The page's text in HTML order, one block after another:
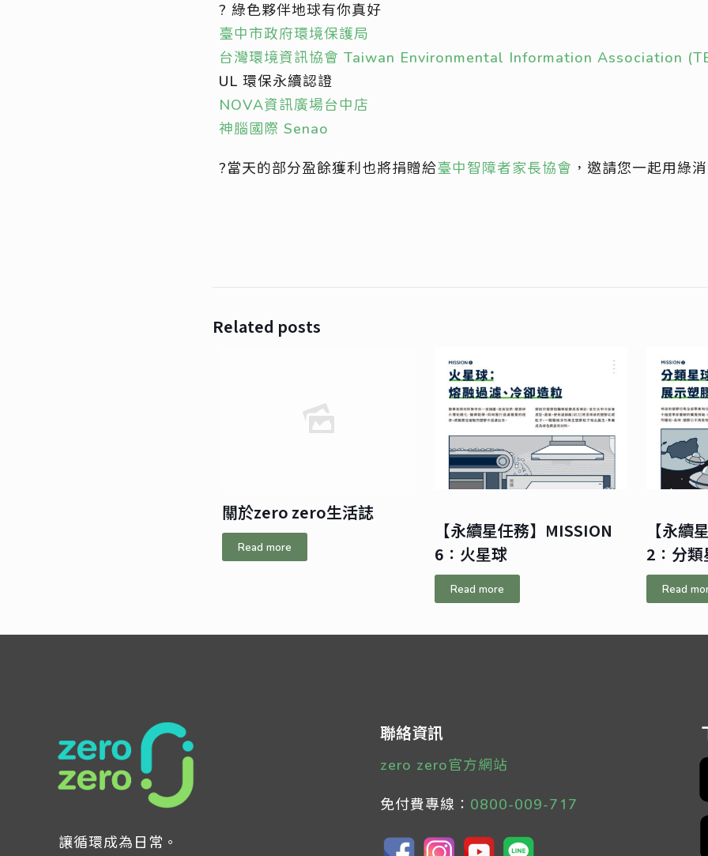
? 綠色夥伴地球有你真好
臺中市政府環境保護局
台灣環境資訊協會 Taiwan Environmental Information Association
UL 環保永續認證
NOVA資訊廣場台中店
神腦國際 Senao
?當天的部分盈餘獲利也將捐贈給臺中智障者家長協會 ，邀請您一起用綠
Related posts
關於zero zero生活誌
Read more
【永續星任務】MISSION
6：火星球
Read more
【永續
2：分類
Read
讓循環成為日常。
聯絡資訊
zero zero官方網站
免付費專線： 0800-009-717